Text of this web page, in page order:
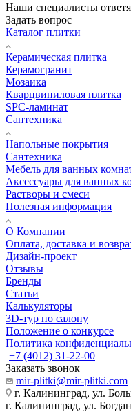
Наши специалисты
Задать вопрос
Каталог плитки
Керамическая плитка
Керамогранит
Мозаика
Кварцвиниловая плитка
SPC-ламинат
Сантехника
Напольные покрытия
Сантехника
Мебель для ванных
Аксессуары для ванных
Растворы и смеси
Полезная информация
О Компании
Оплата, доставка и
Дизайн-проект
Отзывы
Бренды
Статьи
Калькуляторы
3D-тур по салону
Положение о конкурсе
Политика
+7 (4012) 31-22-00
Заказать звонок
mir-plitki@mir-plitki.com
г. Калининград, ул.
г. Калининград, ул.